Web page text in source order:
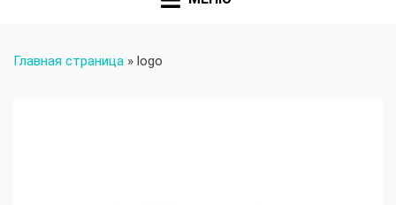
Главная страница » logo